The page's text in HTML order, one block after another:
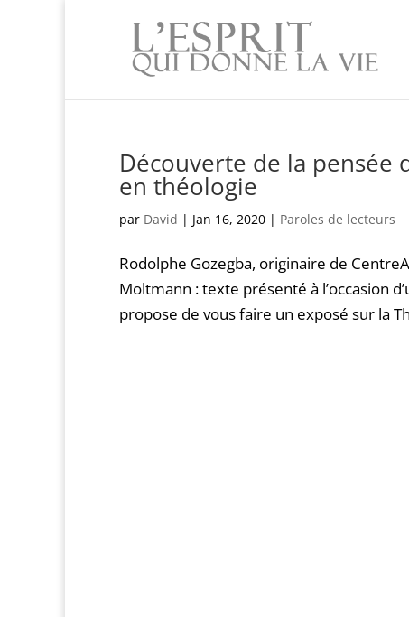
Découverte de la pensée
en théologie
par David | Jan 16, 2020 | Paroles de lecteurs
Rodolphe Gozegba, originaire de
Moltmann : texte présenté à l’occasion
propose de vous faire un exposé sur la